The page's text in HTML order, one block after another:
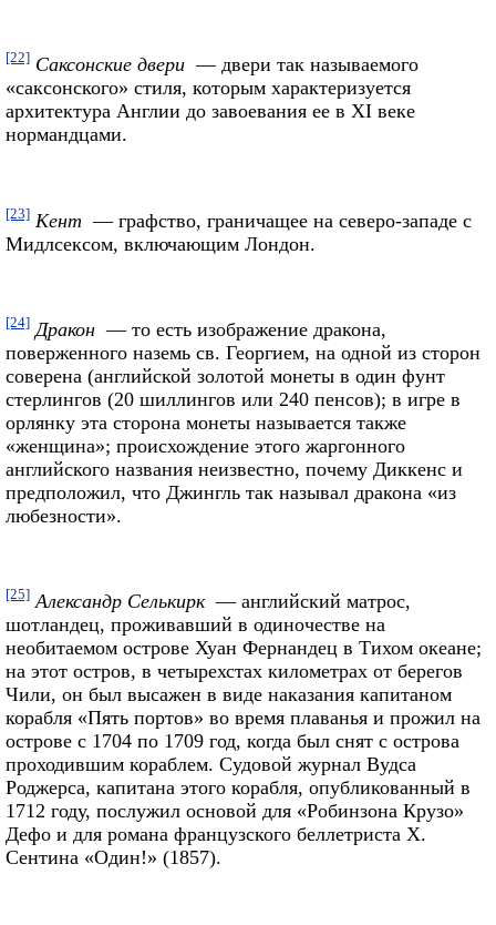
[22] Саксонские двери — двери так называемого
«саксонского» стиля, которым характеризуется
архитектура Англии до завоевания ее в XI веке
нормандцами.
[23] Кент — графство, граничащее на северо-западе с
Мидлсексом, включающим Лондон.
[24] Дракон — то есть изображение дракона,
поверженного наземь св. Георгием, на одной из сторон
соверена (английской золотой монеты в один фунт
стерлингов (20 шиллингов или 240 пенсов); в игре в
орлянку эта сторона монеты называется также
«женщина»; происхождение этого жаргонного
английского названия неизвестно, почему Диккенс и
предположил, что Джингль так называл дракона «из
любезности».
[25] Александр Селькирк— английский матрос,
шотландец, проживавший в одиночестве на
необитаемом острове Хуан Фернандец в Тихом океане;
на этот остров, в четырехстах километрах от берегов
Чили, он был высажен в виде наказания капитаном
корабля «Пять портов» во время плаванья и прожил на
острове с 1704 по 1709 год, когда был снят с острова
проходившим кораблем. Судовой журнал Вудса
Роджерса, капитана этого корабля, опубликованный в
1712 году, послужил основой для «Робинзона Крузо»
Дефо и для романа французского беллетриста X.
Сентина «Один!» (1857).